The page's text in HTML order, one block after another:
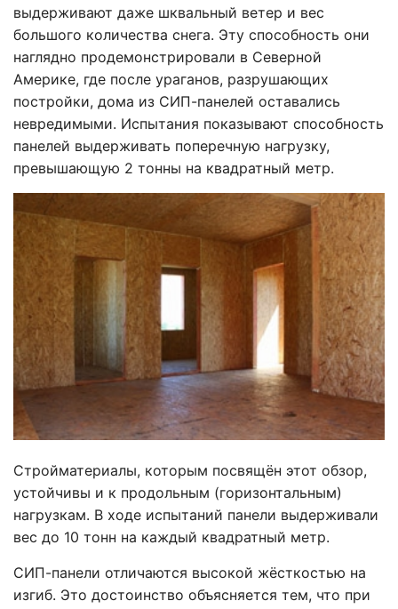
выдерживают даже шквальный ветер и вес
большого количества снега. Эту способность они
наглядно продемонстрировали в Северной
Америке, где после ураганов, разрушающих
постройки, дома из СИП-панелей оставались
невредимыми. Испытания показывают способность
панелей выдерживать поперечную нагрузку,
превышающую 2 тонны на квадратный метр.
Стройматериалы, которым посвящён этот обзор,
устойчивы и к продольным (горизонтальным)
нагрузкам. В ходе испытаний панели выдерживали
вес до 10 тонн на каждый квадратный метр.
СИП-панели отличаются высокой жёсткостью на
изгиб. Это достоинство объясняется тем, что при